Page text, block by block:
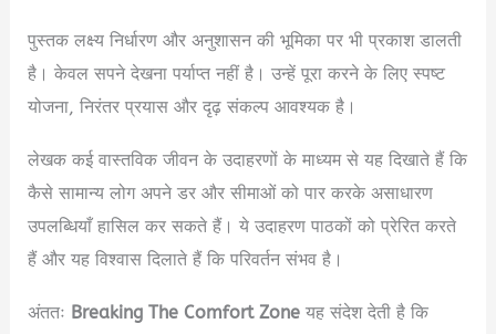
पुस्तक लक्ष्य निर्धारण और अनुशासन की भूमिका पर भी प्रकाश डालती
है। केवल सपने देखना पर्याप्त नहीं है। उन्हें पूरा करने के लिए स्पष्ट
योजना, निरंतर प्रयास और दृढ़ संकल्प आवश्यक है।
लेखक कई वास्तविक जीवन के उदाहरणों के माध्यम से यह दिखाते हैं कि
कैसे सामान्य लोग अपने डर और सीमाओं को पार करके असाधारण
उपलब्धियाँ हासिल कर सकते हैं। ये उदाहरण पाठकों को प्रेरित करते
हैं और यह विश्वास दिलाते हैं कि परिवर्तन संभव है।
अंततः Breaking The Comfort Zone यह संदेश देती है कि